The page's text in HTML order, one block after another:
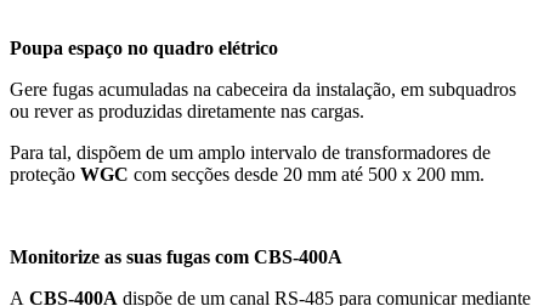
Poupa espaço no quadro elétrico
Gere fugas acumuladas na cabeceira da instalação, em subquadros
ou rever as produzidas diretamente nas cargas.
Para tal, dispõem de um amplo intervalo de transformadores de
proteção WGC com secções desde 20 mm até 500 x 200 mm.
Monitorize as suas fugas com CBS-400A
A CBS-400A dispõe de um canal RS-485 para comunicar mediante